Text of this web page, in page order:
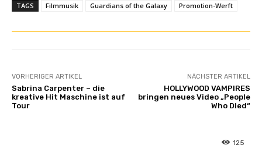
TAGS Filmmusik Guardians of the Galaxy Promotion-Werft
VORHERIGER ARTIKEL
Sabrina Carpenter – die
kreative Hit Maschine ist auf
Tour
NÄCHSTER ARTIKEL
HOLLYWOOD VAMPIRES
bringen neues Video „People
Who Died“
125